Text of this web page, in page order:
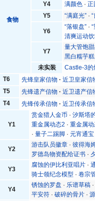
食物
Y4
满颜色 ·正
Y5
“满庭光” ·
Y6
“落银盘” ·
清爽运动
Y7
量大管饱
黑白糯芋糕
未实装
Castle-3的
T6 先锋皇家信物 近卫皇家信
T5
先锋遗产信物 近卫遗产信
T4
先锋传承信物 近卫传承信
Y1
赏金猎人金币 ·汐斯塔
重金属动态2 ·重金属
·量子二踢脚 ·元宵通宝
Y2
游击队员徽章 ·彼得海
罗德岛物资配给证书 ·
Y3
腐蚀的伊比利亚唱片 ·
骑士领纪念模型 ·卷宗
Y4
锈蚀的罗盘 ·乐谱草稿
平安符 ·破碎的骨片 ·